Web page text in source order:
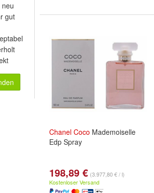
neu
gut
Chanel Coco Mademoiselle
Edp Spray
198,89 € (3.977,80 € / l)
Kostenloser Versand